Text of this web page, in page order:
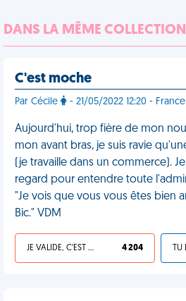
DANS LA MÊME COLLECTION
C'est moche
Par Cécile - 21/05/2022 12:20 - France
Aujourd'hui, trop fière de mon
mon avant bras, je suis ravie
(je travaille dans un commerce).
regard pour entendre toute
"Je vois que vous vous êtes bien
Bic." VDM
JE VALIDE, C'EST UNE VDM 4 204